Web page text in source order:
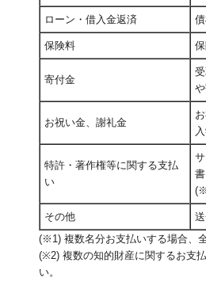
ローン・借入金返済
保険料
寄付金
お祝い金、謝礼金
特許・著作権等に関する支払
い
その他
(※1) 複数名分お支払いする場合、
(※2) 複数の知的財産に関するお支
い。